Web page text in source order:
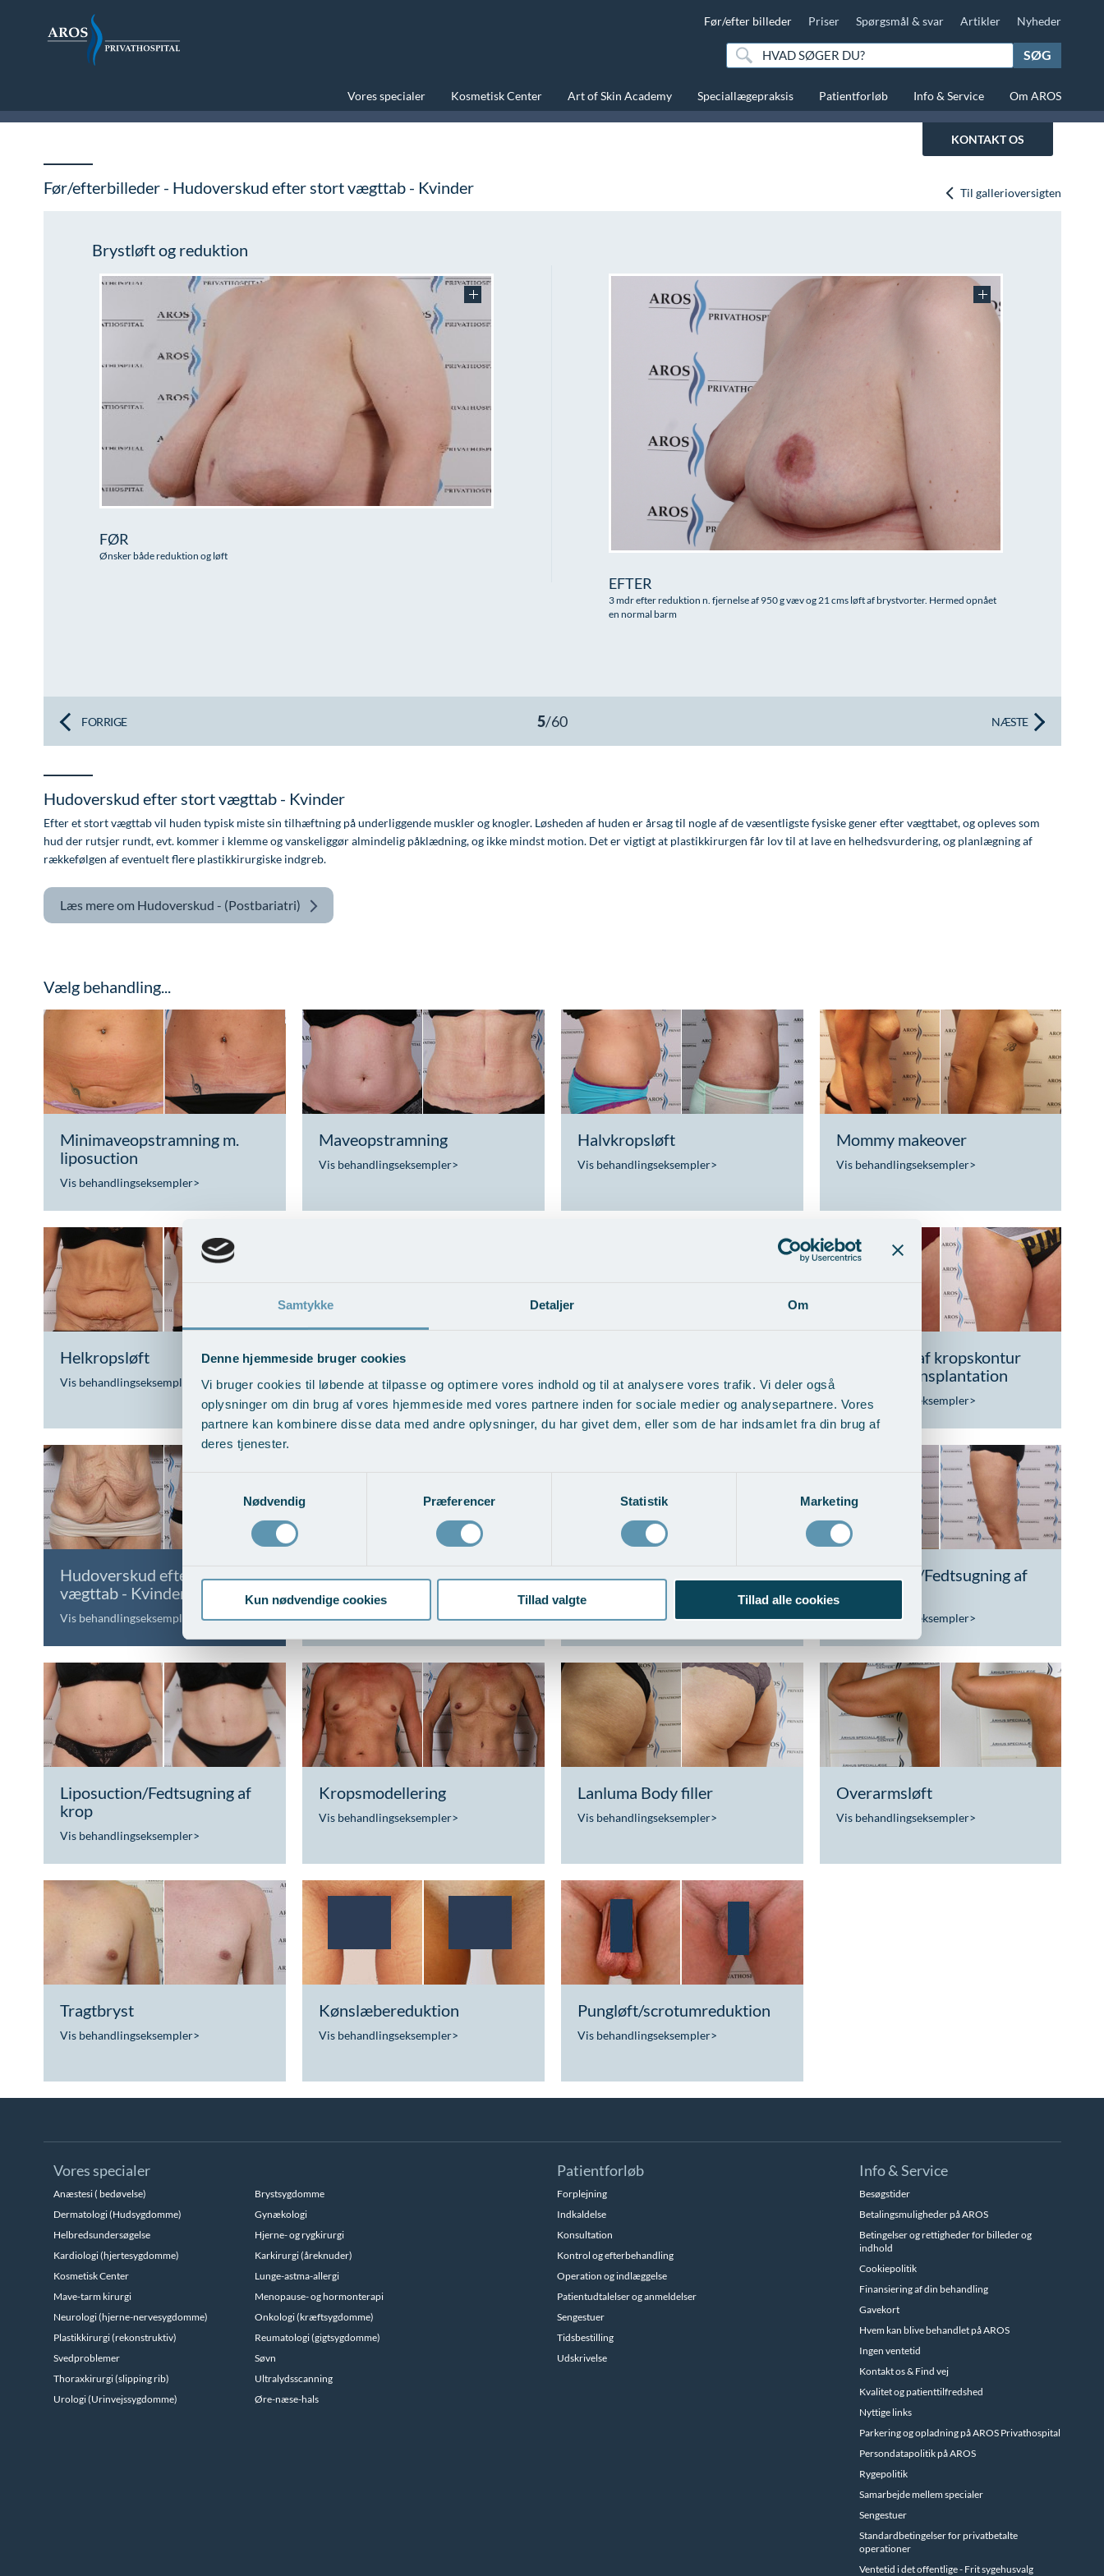
Samtykke Detaljer Om
Denne hjemmeside bruger cookies
Vi bruger cookies til løbende at tilpasse og optimere vores indhold og til at analysere vores trafik. Vi deler også
oplysninger om din brug af vores hjemmeside med vores partnere inden for sociale medier og analysepartnere. Vores
partnere kan kombinere disse data med andre oplysninger, du har givet dem, eller som de har indsamlet fra din brug af
deres tjenester.
Nødvendig
Præferencer Statistik Marketing
Kun nødvendige cookies Tillad valgte Tillad alle cookies
Før/efter billeder Priser Spørgsmål & svar Artikler Nyheder
SØG
Vores specialer Kosmetisk Center Art of Skin Academy Speciallægepraksis Patientforløb Info & Service Om AROS
KONTAKT OS
Før/efterbilleder - Hudoverskud efter stort vægttab - Kvinder Til gallerioversigten
Brystløft og reduktion
FØR
Ønsker både reduktion og løft
EFTER
3 mdr efter reduktion n. fjernelse af 950 g væv og 21 cms løft af brystvorter. Hermed opnået
en normal barm
FORRIGE NÆSTE
Hudoverskud efter stort vægttab - Kvinder
Efter et stort vægttab vil huden typisk miste sin tilhæftning på underliggende muskler og knogler. Løsheden af huden er årsag til nogle af de væsentligste fysiske gener efter vægttabet, og opleves som
hud der rutsjer rundt, evt. kommer i klemme og vanskeliggør almindelig påklædning, og ikke mindst motion. Det er vigtigt at plastikkirurgen får lov til at lave en helhedsvurdering, og planlægning af
rækkefølgen af eventuelt flere plastikkirurgiske indgreb.
Læs mere om Hudoverskud - (Postbariatri)
Vælg behandling...
Minimaveopstramning m.
liposuction
Vis behandlingseksempler>
Maveopstramning
Vis behandlingseksempler>
Halvkropsløft
Vis behandlingseksempler>
Mommy makeover
Vis behandlingseksempler>
Helkropsløft
Vis behandlingseksempler
Løft af inderlår -
minitangaløft
Vis behandlingseksempler>
Tangaløft
Vis behandlingseksempler>
Udjævning af kropskontur
med fedttransplantation
Vis behandlingseksempler>
Hudoverskud efter stort
vægttab - Kvinder
Vis behandlingseksempler
Hudoverskud efter stort
vægttab - Mænd
Vis behandlingseksempler>
Liposuction/Fedtsugning af
arme
Vis behandlingseksempler>
Liposuction/Fedtsugning af
ben
Vis behandlingseksempler>
Liposuction/Fedtsugning af
krop
Vis behandlingseksempler>
Kropsmodellering
Vis behandlingseksempler>
Lanluma Body filler
Vis behandlingseksempler>
Overarmsløft
Vis behandlingseksempler>
Tragtbryst
Vis behandlingseksempler>
Kønslæbereduktion
Vis behandlingseksempler>
Pungløft/scrotumreduktion
Vis behandlingseksempler>
Vores specialer
Anæstesi ( bedøvelse)
Brystsygdomme
Dermatologi (Hudsygdomme)
Gynækologi
Helbredsundersøgelse
Hjerne- og rygkirurgi
Kardiologi (hjertesygdomme)
Karkirurgi (åreknuder)
Kosmetisk Center
Lunge-astma-allergi
Mave-tarm kirurgi
Menopause- og hormonterapi
Neurologi (hjerne-nervesygdomme)
Onkologi (kræftsygdomme)
Plastikkirurgi (rekonstruktiv)
Reumatologi (gigtsygdomme)
Svedproblemer
Søvn
Thoraxkirurgi (slipping rib)
Ultralydsscanning
Urologi (Urinvejssygdomme)
Øre-næse-hals
Patientforløb
Forplejning
Indkaldelse
Konsultation
Kontrol og efterbehandling
Operation og indlæggelse
Patientudtalelser og anmeldelser
Sengestuer
Tidsbestilling
Udskrivelse
Info & Service
Besøgstider
Betalingsmuligheder på AROS
Betingelser og rettigheder for billeder og
indhold
Cookiepolitik
Finansiering af din behandling
Gavekort
Hvem kan blive behandlet på AROS
Ingen ventetid
Kontakt os & Find vej
Kvalitet og patienttilfredshed
Nyttige links
Parkering og opladning på AROS Privathospital
Persondatapolitik på AROS
Rygepolitik
Samarbejde mellem specialer
Sengestuer
Standardbetingelser for privatbetalte
operationer
Ventetid i det offentlige - Frit sygehusvalg